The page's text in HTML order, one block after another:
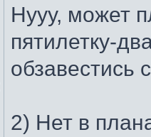
Нууу, может
пятилетку-
обзавестись
2) Нет в